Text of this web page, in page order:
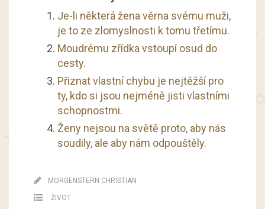
Je-li některá žena věrna svému muži,
je to ze zlomyslnosti k tomu třetímu.
Moudrému zřídka vstoupí osud do
cesty.
Přiznat vlastní chybu je nejtěžší pro
ty, kdo si jsou nejméně jisti vlastními
schopnostmi.
Ženy nejsou na světě proto, aby nás
soudily, ale aby nám odpouštěly.
MORGENSTERN CHRISTIAN
ŽIVOT